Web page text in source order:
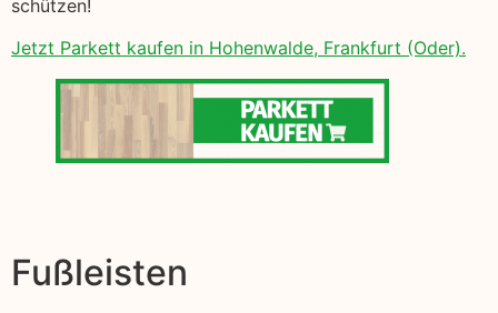
schützen!
Jetzt Parkett kaufen in Hohenwalde, Frankfurt (Oder).
Fußleisten